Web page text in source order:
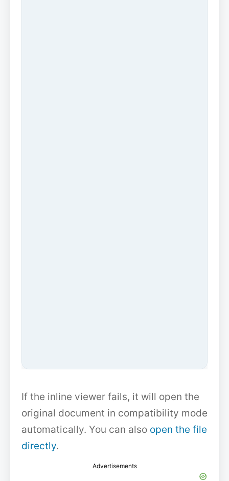
If the inline viewer fails, it will open the
original document in compatibility mode
automatically. You can also open the file
directly.
Advertisements